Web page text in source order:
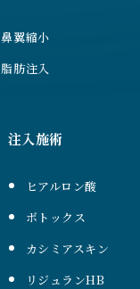
鼻翼縮小
脂肪注入
注入施術
ヒアルロン酸
ボトックス
カシミアスキン
リジュランHB